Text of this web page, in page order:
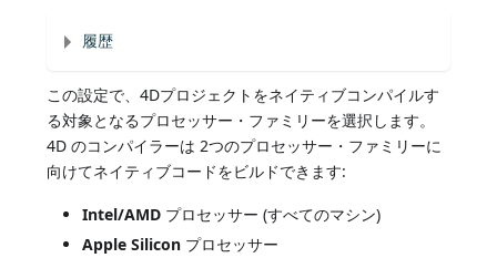
履歴
この設定で、4Dプロジェクトをネイティブコンパイルす
る対象となるプロセッサー・ファミリーを選択します。
4D のコンパイラーは 2つのプロセッサー・ファミリーに
向けてネイティブコードをビルドできます:
Intel/AMD プロセッサー (すべてのマシン)
Apple Silicon プロセッサー